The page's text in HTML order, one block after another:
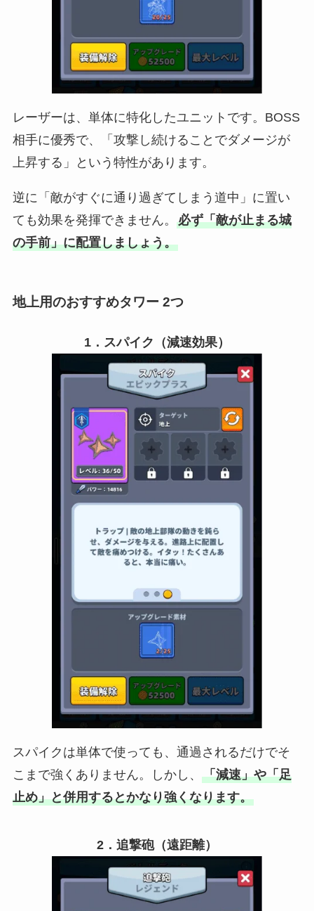
レーザーは、単体に特化したユニットです。BOSS
相手に優秀で、「攻撃し続けることでダメージが
上昇する」という特性があります。
逆に「敵がすぐに通り過ぎてしまう道中」に置い
ても効果を発揮できません。 必ず「敵が止まる城
の手前」に配置しましょう。
地上用のおすすめタワー 2つ
1．スパイク（減速効果）
スパイクは単体で使っても、通過されるだけでそ
こまで強くありません。しかし、 「減速」や「足
止め」と併用するとかなり強くなります。
2．追撃砲（遠距離）